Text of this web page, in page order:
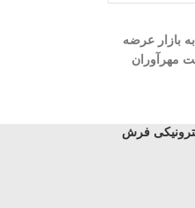
تولیدات خود را به بازار عرضه
شرکت مهرآوران
فرش